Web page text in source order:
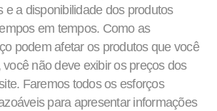
e a disponibilidade dos produtos
em tempos. Como as
podem afetar os produtos que você
você não deve exibir os preços dos
Faremos todos os esforços
​​para apresentar informações